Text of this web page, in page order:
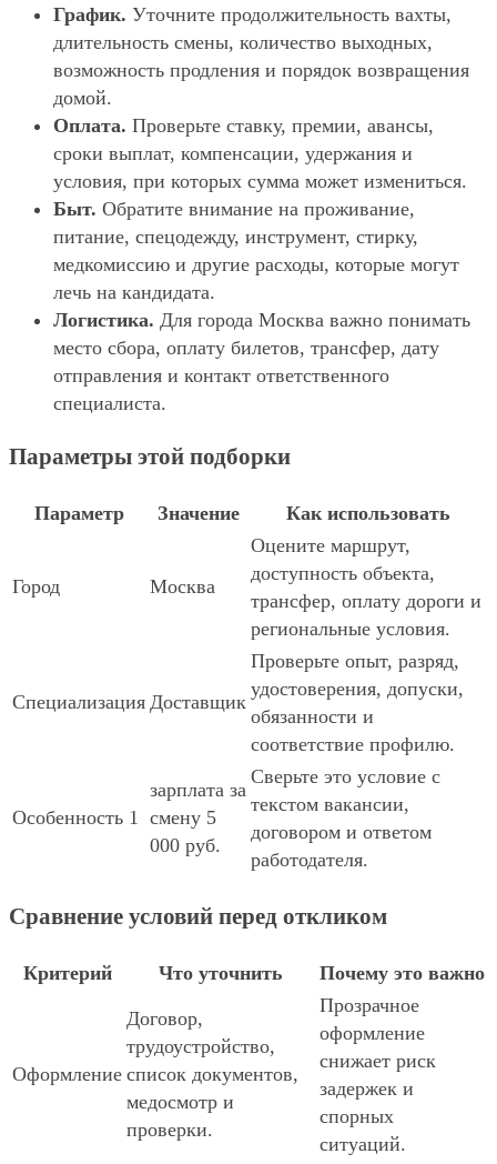
График. Уточните продолжительность вахты,
длительность смены, количество выходных,
возможность продления и порядок возвращения
домой.
Оплата. Проверьте ставку, премии, авансы,
сроки выплат, компенсации, удержания и
условия, при которых сумма может измениться.
Быт. Обратите внимание на проживание,
питание, спецодежду, инструмент, стирку,
медкомиссию и другие расходы, которые могут
лечь на кандидата.
Логистика. Для города Москва важно понимать
место сбора, оплату билетов, трансфер, дату
отправления и контакт ответственного
специалиста.
Параметры этой подборки
Параметр Значение Как использовать
Город Москва
Оцените маршрут,
доступность объекта,
трансфер, оплату дороги и
региональные условия.
Специализация Доставщик
Проверьте опыт, разряд,
удостоверения, допуски,
обязанности и
соответствие профилю.
Особенность 1
зарплата за
смену 5
000 руб.
Сверьте это условие с
текстом вакансии,
договором и ответом
работодателя.
Сравнение условий перед откликом
Критерий Что уточнить Почему это важно
Оформление
Договор,
трудоустройство,
список документов,
медосмотр и
проверки.
Прозрачное
оформление
снижает риск
задержек и
спорных
ситуаций.